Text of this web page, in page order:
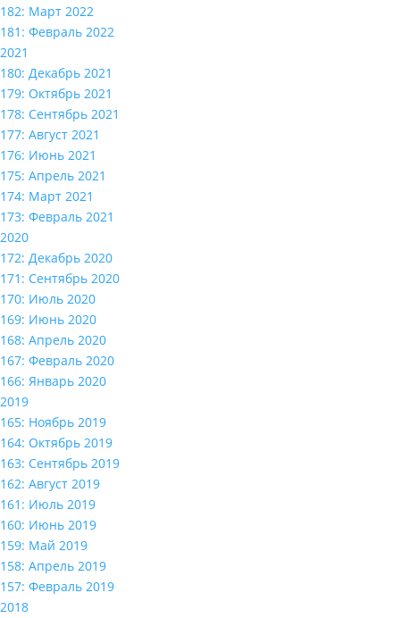
182: Март 2022
181: Февраль 2022
2021
180: Декабрь 2021
179: Октябрь 2021
178: Сентябрь 2021
177: Август 2021
176: Июнь 2021
175: Апрель 2021
174: Март 2021
173: Февраль 2021
2020
172: Декабрь 2020
171: Сентябрь 2020
170: Июль 2020
169: Июнь 2020
168: Апрель 2020
167: Февраль 2020
166: Январь 2020
2019
165: Ноябрь 2019
164: Октябрь 2019
163: Сентябрь 2019
162: Август 2019
161: Июль 2019
160: Июнь 2019
159: Май 2019
158: Апрель 2019
157: Февраль 2019
2018